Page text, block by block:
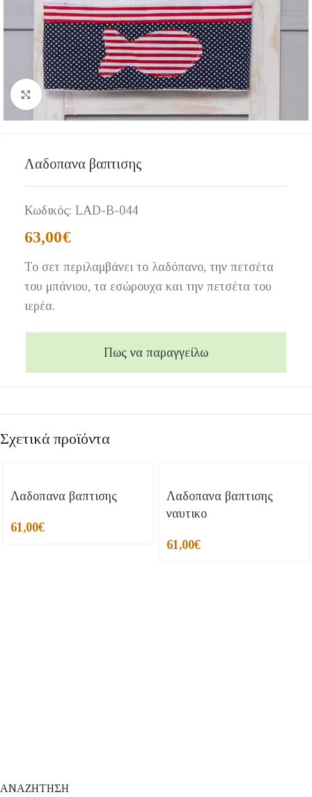
Click to enlarge
Λαδοπανα βαπτισης
Κωδικός: LAD-Β-044
63,00€
Το σετ περιλαμβάνει το λαδόπανο, την πετσέτα
του μπάνιου, τα εσώρουχα και την πετσέτα του
ιερέα.
Πως να παραγγείλω
Σχετικά προϊόντα
Λαδοπανα βαπτισης
61,00€
Λαδοπανα βαπτισης
ναυτικο
61,00€
ΑΝΑΖΗΤΗΣΗ